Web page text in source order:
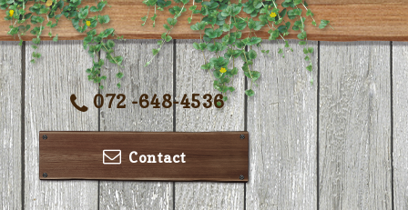
072 -648-4536
Contact